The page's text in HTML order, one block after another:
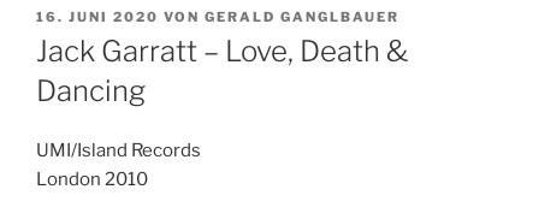
V
E
R
Ö
F
E
T
16. JUNI 2020 VON GERALD GANGLBAUER
Jack Garratt – Love, Death &
Dancing
UMI/Island Records
London 2010